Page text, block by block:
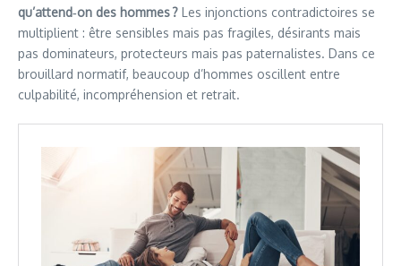
qu’attend‑on des hommes ? Les injonctions contradictoires se
multiplient : être sensibles mais pas fragiles, désirants mais
pas dominateurs, protecteurs mais pas paternalistes. Dans ce
brouillard normatif, beaucoup d’hommes oscillent entre
culpabilité, incompréhension et retrait.